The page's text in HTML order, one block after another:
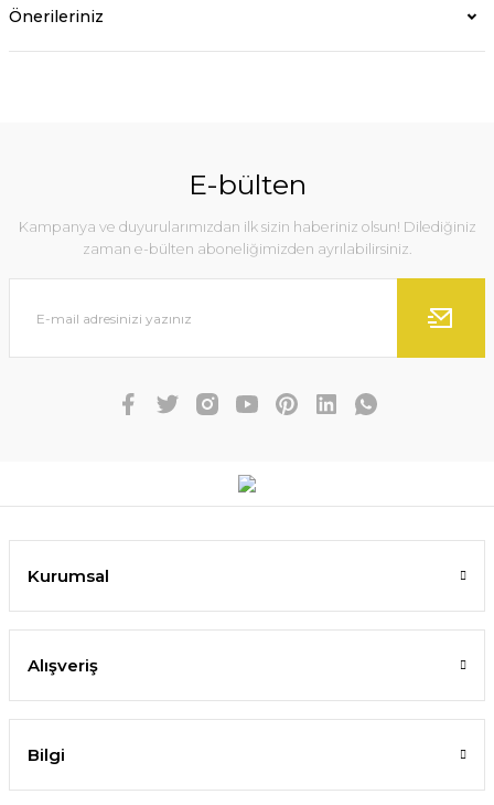
Önerileriniz
E-bülten
Kampanya ve duyurularımızdan ilk sizin haberiniz olsun! Dilediğiniz
zaman e-bülten aboneliğimizden ayrılabilirsiniz.
Kurumsal
Alışveriş
Bilgi